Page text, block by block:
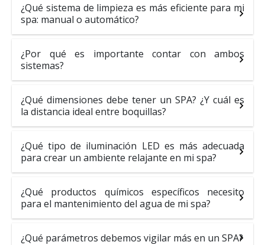
¿Qué sistema de limpieza es más eficiente para mi
spa: manual o automático?
¿Por qué es importante contar con ambos
sistemas?
¿Qué dimensiones debe tener un SPA? ¿Y cuál es
la distancia ideal entre boquillas?
¿Qué tipo de iluminación LED es más adecuada
para crear un ambiente relajante en mi spa?
¿Qué productos químicos específicos necesito
para el mantenimiento del agua de mi spa?
¿Qué parámetros debemos vigilar más en un SPA?